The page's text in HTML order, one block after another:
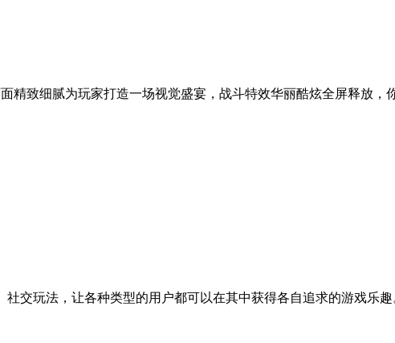
精致细腻为玩家打造一场视觉盛宴，战斗特效华丽酷炫全屏释放
交玩法，让各种类型的用户都可以在其中获得各自追求的游戏乐